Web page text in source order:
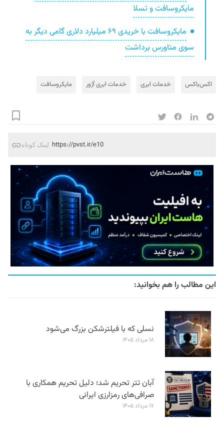
مایکروسافت و تسلا
مایکروسافت با خریدی ۶۹ میلیارد دلاری گامی دیگر به
سوی متاورس برداشت
اکس‌باکس خدمات ابری خدمات ابری آژور مایکروسافت
لینک کوتاه https://pvst.ir/e10
این مطالب را هم بخوانید:
نسلی که با فیلترشکن بزرگ می‌شود
۱۸ مرداد ۱۴۰۵
آبان تتر تحریم شد؛ دلیل تحریم همکاری با
صرافی‌های رمزارزی ایرانی
۱۷ مرداد ۱۴۰۵